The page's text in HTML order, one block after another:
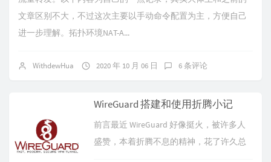
文章区别不大，不过这次主要以手动命令配置为主，方便自己
进一步理解。拓扑环境NAT-A...
WithdewHua 2020 年 10 月 06 日 6 条评论
WireGuard 搭建和使用折腾小记
前言最近 WireGuard 好像挺火，被许多人
盛赞，本着折腾不息的精神，花了许久总